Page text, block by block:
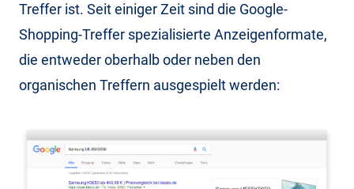
Treffer ist. Seit einiger Zeit sind die Google-
Shopping-Treffer spezialisierte Anzeigenformate,
die entweder oberhalb oder neben den
organischen Treffern ausgespielt werden: